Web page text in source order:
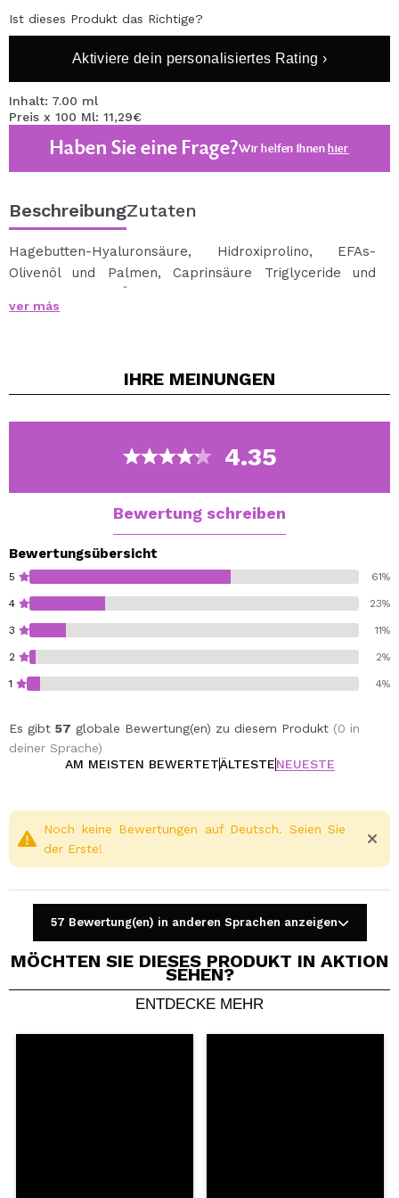
Ist dieses Produkt das Richtige?
Aktiviere dein personalisiertes Rating ›
Inhalt: 7.00 ml
Preis x 100 Ml: 11,29€
Haben Sie eine Frage?Wir helfen Ihnenhier
BeschreibungZutaten
Hagebutten-Hyaluronsäure, Hidroxiprolino, EFAs-
Olivenöl und Palmen, Caprinsäure Triglyceride und
tiefe Falten. Verbessert die Elastizität und Straffheit
das überschüssige Haut oder mit einem Wattebausch
ver más
IHRE MEINUNGEN
4.35
Bewertung schreiben
Bewertungsübersicht
5 61%
4 23%
3 11%
2 2%
1 4%
Es gibt 57 globale Bewertung(en) zu diesem Produkt (0 in
deiner Sprache)
AM MEISTEN BEWERTETÄLTESTENEUESTE
Ein Video oder Foto teilen
Dein Video könnte das erste sein. Stell es dir vor...
Noch keine Bewertungen auf Deutsch. Seien Sie
der Erste!
57 Bewertung(en) in anderen Sprachen anzeigen
MÖCHTEN SIE DIESES PRODUKT IN AKTION
SEHEN?
ENTDECKE MEHR